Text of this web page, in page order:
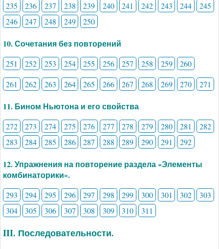
235 236 237 238 239 240 241 242 243 244
245
246
247 248 249 250
10. Сочетания без повторений
251 252 253 254 255 256 257 258 259
260
261
262 263 264 265 266 267 268 269 270 271
11. Бином Ньютона и его свойства
272 273 274 275 276 277 278 279 280 281
282
283
284 285 286 287 288 289 290 291 292
12. Упражнения на повторение раздела «Элементы
комбинаторики».
293 294 295 296 297 298 299 300 301 302
303
304
305 306 307 308 309 310 311
III. Последовательности.